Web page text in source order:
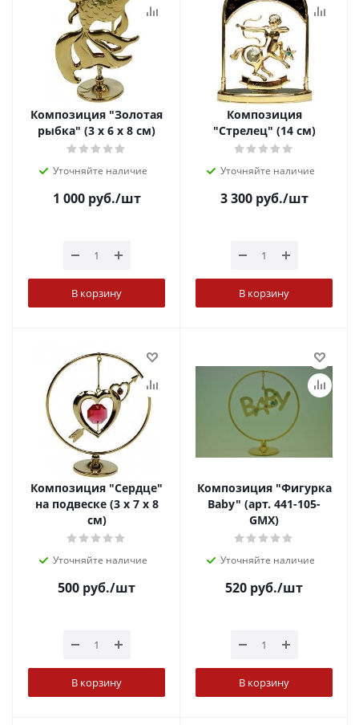
Композиция "Золотая
рыбка" (3 х 6 х 8 см)
Уточняйте наличие
1 000руб./шт
В корзину
Композиция
"Стрелец" (14 см)
Уточняйте наличие
3 300руб./шт
В корзину
Композиция "Сердце"
на подвеске (3 х 7 х 8
см)
Уточняйте наличие
500 руб./шт
В корзину
Композиция "Фигурка
Baby" (арт. 441-105-
GMX)
Уточняйте наличие
520 руб./шт
В корзину